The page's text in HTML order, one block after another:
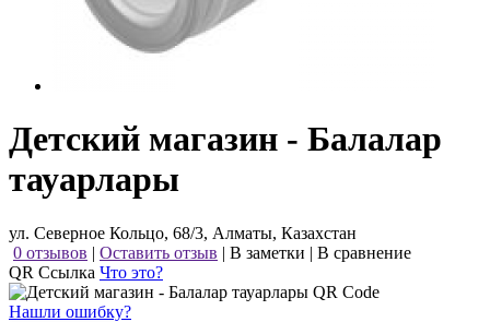
Детский магазин - Балалар
тауарлары
ул. Северное Кольцо, 68/3, Алматы, Казахстан
0 отзывов | Оставить отзыв | В заметки | В сравнение
QR Ссылка Что это?
Нашли ошибку?